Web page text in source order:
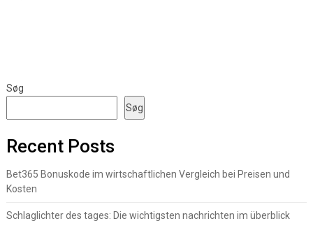
Søg
Søg
Recent Posts
Bet365 Bonuskode im wirtschaftlichen Vergleich bei Preisen und
Kosten
Schlaglichter des tages: Die wichtigsten nachrichten im überblick